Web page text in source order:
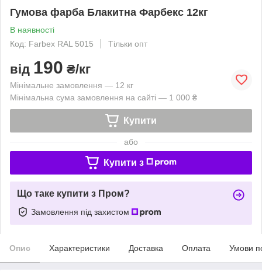
Гумова фарба Блакитна Фарбекс 12кг
В наявності
Код: Farbex RAL 5015
Тільки опт
від 190 ₴/кг
Мінімальне замовлення — 12 кг
Мінімальна сума замовлення на сайті — 1 000 ₴
Купити
або
Купити з
Що таке купити з Пром?
Замовлення під захистом
Опис Характеристики Доставка Оплата Умови